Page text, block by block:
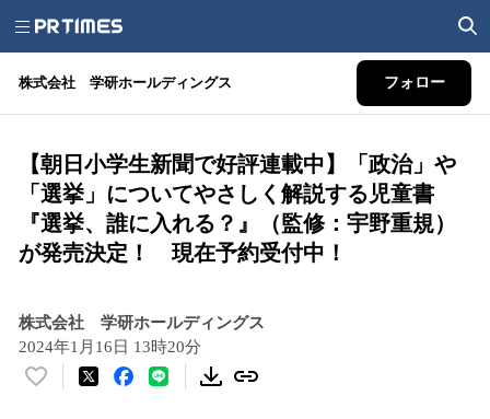
株式会社 学研ホールディングス フォロー
【朝日小学生新聞で好評連載中】「政治」や
「選挙」についてやさしく解説する児童書
『選挙、誰に入れる？』（監修：宇野重規）
が発売決定！ 現在予約受付中！
株式会社 学研ホールディングス
2024年1月16日 13時20分
い